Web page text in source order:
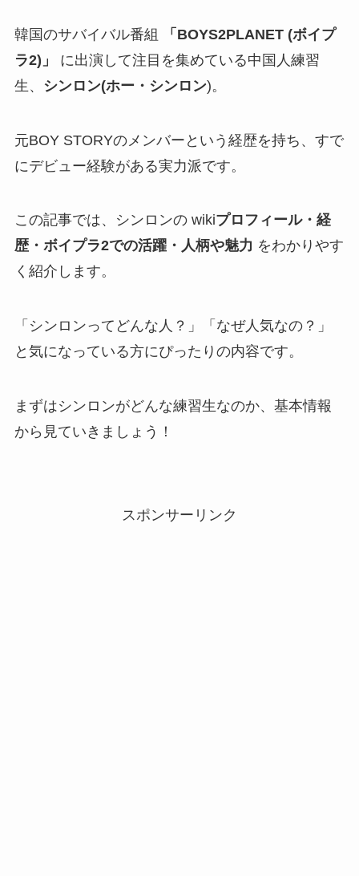
韓国のサバイバル番組
「BOYS2PLANET (ボイプ
ラ2)」
に出演して注目を集めている中国人練習
生、
シンロン(ホー・シンロン)。
元BOY STORYのメンバーという経歴を持ち、すで
にデビュー経験がある実力派です。
この記事では、シンロンの wikiプロフィール・経
歴・ボイプラ2での活躍・人柄や魅力 をわかりやす
く紹介します。
「シンロンってどんな人？」「なぜ人気なの？」
と気になっている方にぴったりの内容です。
まずはシンロンがどんな練習生なのか、基本情報
から見ていきましょう！
スポンサーリンク